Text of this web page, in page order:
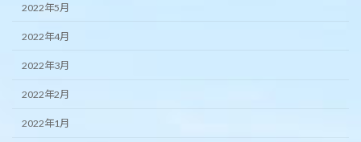
2022年5月
2022年4月
2022年3月
2022年2月
2022年1月